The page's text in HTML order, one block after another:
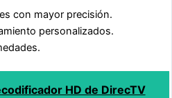
con mayor precisión.
personalizados.
HD de DirecTV